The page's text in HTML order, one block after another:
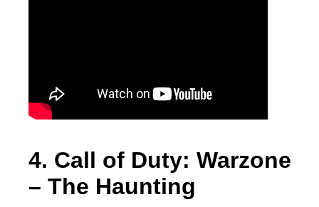
4. Call of Duty: Warzone
– The Haunting